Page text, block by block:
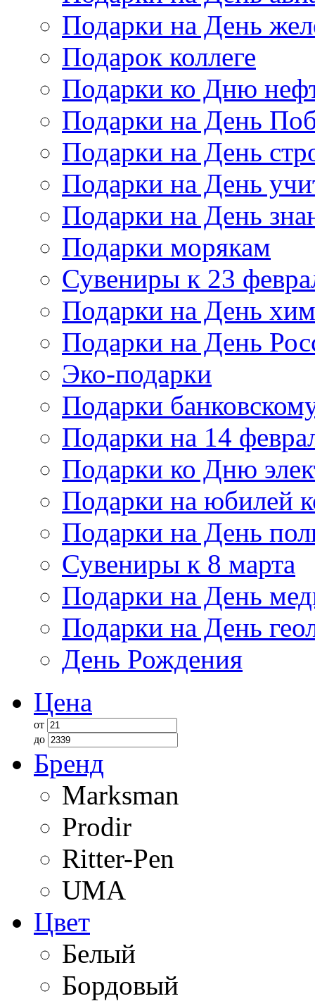
Подарки на День
Подарок коллеге
Подарки ко Дню
Подарки на День
Подарки на День
Подарки на День
Подарки на День
Подарки морякам
Сувениры к 23
Подарки на День
Подарки на День
Эко-подарки
Подарки
Подарки на 14
Подарки ко Дню
Подарки на юбилей
Подарки на День
Сувениры к 8 марта
Подарки на День
Подарки на День
День Рождения
Цена
от
до
Бренд
Marksman
Prodir
Ritter-Pen
UMA
Цвет
Белый
Бордовый